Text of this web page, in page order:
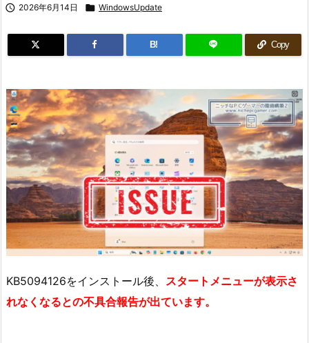
 2026年6月14日  WindowsUpdate
B! Copy
KB5094126をインストール後、 スタートメニューが表示さ
れなくなるとの不具合報告が出ています。